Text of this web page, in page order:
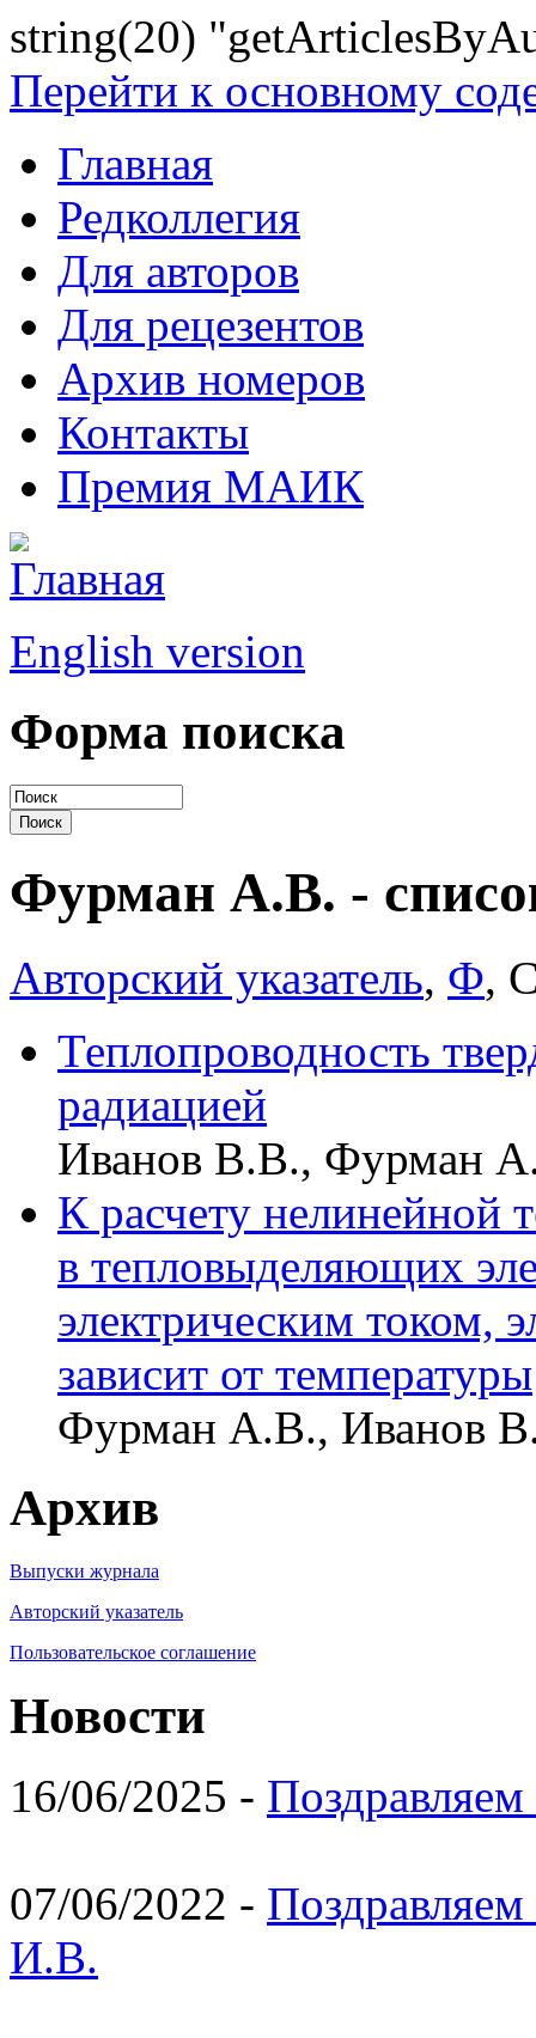
string(20)
Перейти к основному
Главная
Редколлегия
Для авторов
Для рецезентов
Архив номеров
Контакты
Премия МАИК
English version
Форма поиска
Фурман А.В. -
Авторский указатель, Ф,
Теплопроводность
радиацией
Иванов В.В., Фурман
К расчету нелинейной
в тепловыделяющих
электрическим током,
зависит от температуры
Фурман А.В., Иванов
Архив
Выпуски журнала
Авторский указатель
Пользовательское соглашение
Новости
16/06/2025 -
07/06/2022 -
И.В.